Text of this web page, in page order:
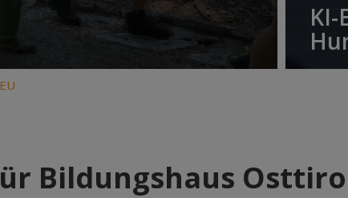
Bildungshaus